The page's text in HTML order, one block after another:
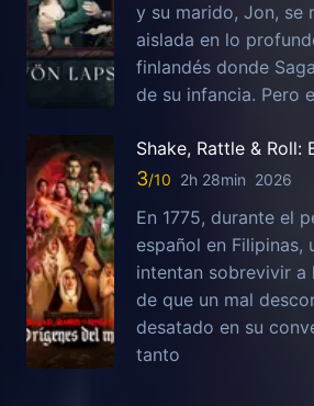
y su marido, Jon, se
aislada en lo
finlandés donde
de su infancia. Pero
Shake, Rattle & Roll:
3 2h 28min 2026
En 1775, durante el
español en Filipinas,
intentan sobrevivir a
de que un mal
desatado en su
tanto